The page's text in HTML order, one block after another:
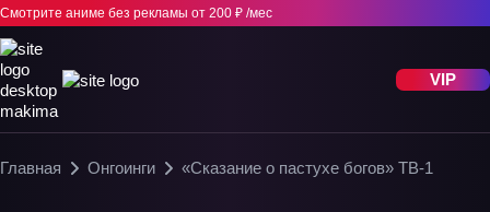
Смотрите аниме без рекламы от 200 ₽ /мес
VIP
Главная Онгоинги «Сказание о пастухе богов» ТВ-1